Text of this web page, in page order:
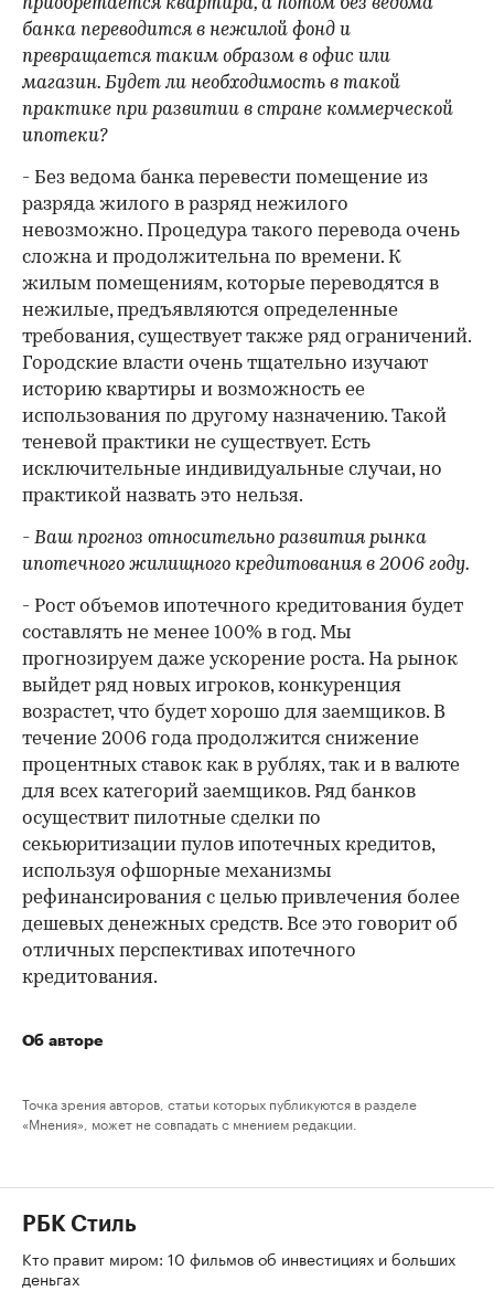
приобретается квартира, а потом без ведома
банка переводится в нежилой фонд и
превращается таким образом в офис или
магазин. Будет ли необходимость в такой
практике при развитии в стране коммерческой
ипотеки?
- Без ведома банка перевести помещение из
разряда жилого в разряд нежилого
невозможно. Процедура такого перевода очень
сложна и продолжительна по времени. К
жилым помещениям, которые переводятся в
нежилые, предъявляются определенные
требования, существует также ряд ограничений.
Городские власти очень тщательно изучают
историю квартиры и возможность ее
использования по другому назначению. Такой
теневой практики не существует. Есть
исключительные индивидуальные случаи, но
практикой назвать это нельзя.
- Ваш прогноз относительно развития рынка
ипотечного жилищного кредитования в 2006 году.
- Рост объемов ипотечного кредитования будет
составлять не менее 100% в год. Мы
прогнозируем даже ускорение роста. На рынок
выйдет ряд новых игроков, конкуренция
возрастет, что будет хорошо для заемщиков. В
течение 2006 года продолжится снижение
процентных ставок как в рублях, так и в валюте
для всех категорий заемщиков. Ряд банков
осуществит пилотные сделки по
секьюритизации пулов ипотечных кредитов,
используя офшорные механизмы
рефинансирования с целью привлечения более
дешевых денежных средств. Все это говорит об
отличных перспективах ипотечного
кредитования.
Об авторе
Точка зрения авторов, статьи которых публикуются в разделе
«Мнения», может не совпадать с мнением редакции.
РБК Стиль
Кто правит миром: 10 фильмов об инвестициях и больших
деньгах